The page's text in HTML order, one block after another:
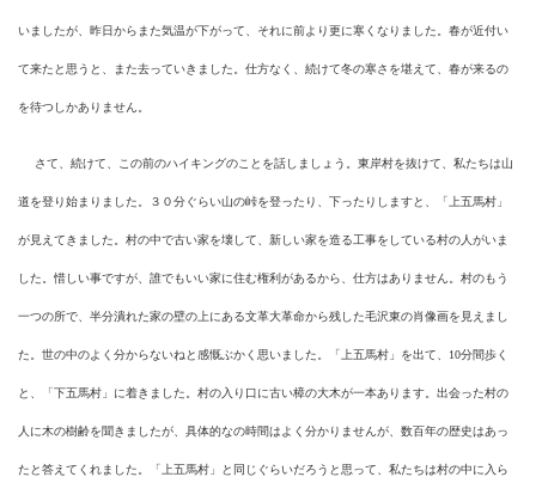
いましたが、昨日からまた気温が下がって、それに前より更に寒くなりました。春が近付い
て来たと思うと、また去っていきました。仕方なく、続けて冬の寒さを堪えて、春が来るの
を待つしかありません。
さて、続けて、この前のハイキングのことを話しましょう。東岸村を抜けて、私たちは山
道を登り始まりました。３０分ぐらい山の峠を登ったり、下ったりしますと、「上五馬村」
が見えてきました。村の中で古い家を壊して、新しい家を造る工事をしている村の人がいま
した。惜しい事ですが、誰でもいい家に住む権利があるから、仕方はありません。村のもう
一つの所で、半分潰れた家の壁の上にある文革大革命から残した毛沢東の肖像画を見えまし
た。世の中のよく分からないねと感慨ぶかく思いました。「上五馬村」を出て、 10分間歩く
と、「下五馬村」に着きました。村の入り口に古い樟の大木が一本あります。出会った村の
人に木の樹齢を聞きましたが、具体的なの時間はよく分かりませんが、数百年の歴史はあっ
たと答えてくれました。「上五馬村」と同じぐらいだろうと思って、私たちは村の中に入ら